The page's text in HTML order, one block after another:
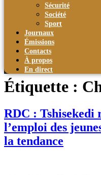
Sécurité
Société
Sport
Journaux
Émissions
Contacts
À propos
En direct
Étiquette :
RDC : Tshisekedi
l’emploi des
la tendance